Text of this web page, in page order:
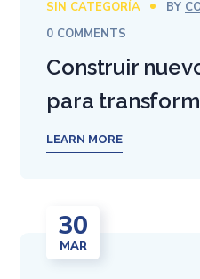
SIN CATEGORÍA BY
0 COMMENTS
Construir
para
LEARN MORE
30
MAR